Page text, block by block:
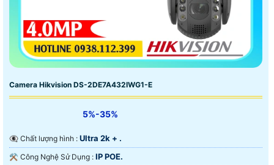
Camera Hikvision DS-2DE7A432IWG1-E
5%-35%
👁️‍🗨 Chất lượng hình : Ultra 2k + .
⚒ Công Nghệ Sử Dụng : IP POE.